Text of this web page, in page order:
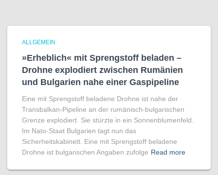
ALLGEMEIN
»Erheblich« mit Sprengstoff beladen –
Drohne explodiert zwischen Rumänien
und Bulgarien nahe einer Gaspipeline
Eine mit Sprengstoff beladene Drohne ist nahe der
Transbalkan-Pipeline an der rumänisch-bulgarischen
Grenze explodiert. Sie stürzte in ein Sonnenblumenfeld.
Im Nato-Staat Bulgarien tagt nun das
Sicherheitskabinett. Eine mit Sprengstoff beladene
Drohne ist bulgarischen Angaben zufolge Read more